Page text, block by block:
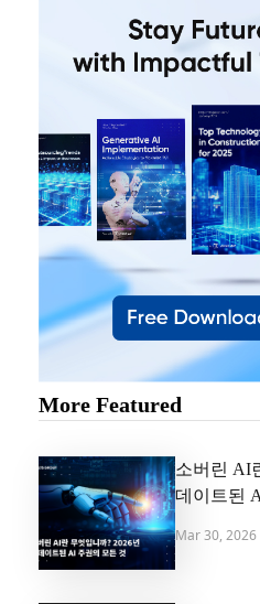
More Featured
소버린 AI
데이트된
Mar 30, 2026